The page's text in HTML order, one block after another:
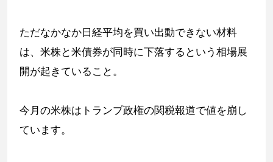
ただなかなか日経平均を買い出動できない材料
は、米株と米債券が同時に下落するという相場展
開が起きていること。
今月の米株はトランプ政権の関税報道で値を崩し
ています。